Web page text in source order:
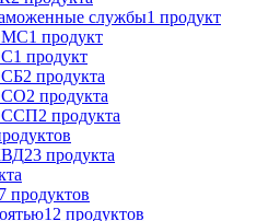
службы1 продукт
1 продукт
1 продукт
2 продукта
2 продукта
2 продукта
23 продукта
продуктов
12 продуктов